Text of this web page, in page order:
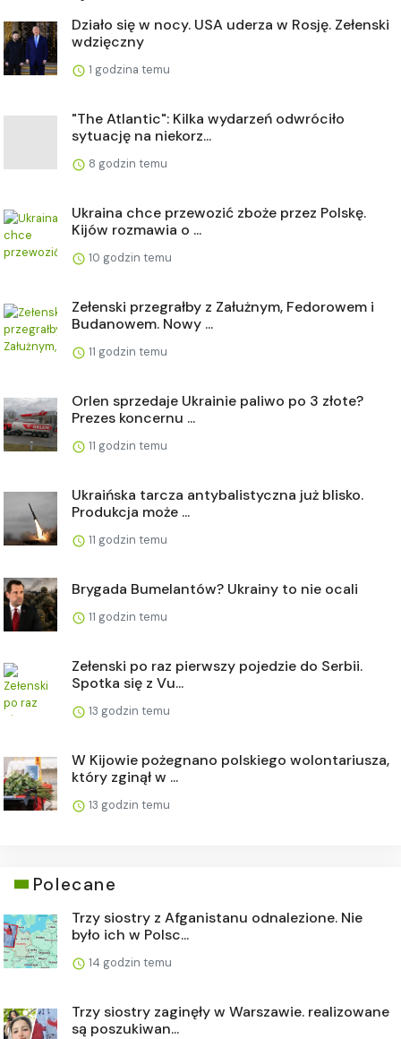
Działo się w nocy. USA uderza w Rosję. Zełenski
wdzięczny
1 godzina temu
"The Atlantic": Kilka wydarzeń odwróciło
sytuację na niekorz...
8 godzin temu
Ukraina chce przewozić zboże przez Polskę.
Kijów rozmawia o ...
10 godzin temu
Zełenski przegrałby z Załużnym, Fedorowem i
Budanowem. Nowy ...
11 godzin temu
Orlen sprzedaje Ukrainie paliwo po 3 złote?
Prezes koncernu ...
11 godzin temu
Ukraińska tarcza antybalistyczna już blisko.
Produkcja może ...
11 godzin temu
Brygada Bumelantów? Ukrainy to nie ocali
11 godzin temu
Zełenski po raz pierwszy pojedzie do Serbii.
Spotka się z Vu...
13 godzin temu
W Kijowie pożegnano polskiego wolontariusza,
który zginął w ...
13 godzin temu
Polecane
Trzy siostry z Afganistanu odnalezione. Nie
było ich w Polsc...
14 godzin temu
Trzy siostry zaginęły w Warszawie. realizowane
są poszukiwan...